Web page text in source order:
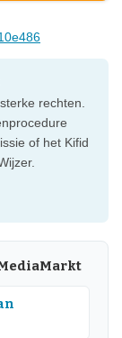
rechten.
of het Kifid